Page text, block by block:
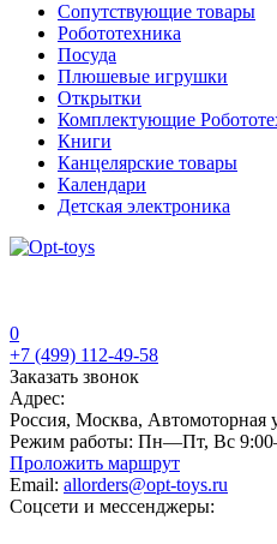
Сопутствующие товары
Робототехника
Посуда
Плюшевые игрушки
Открытки
Комплектующие
Книги
Канцелярские товары
Календари
Детская электроника
0
+7 (499) 112-49-58
Заказать звонок
Адрес:
Россия, Москва, Автомоторная
Режим работы: Пн—Пт, Вс
Проложить маршрут
Email: allorders@opt-toys.ru
Соцсети и мессенджеры: